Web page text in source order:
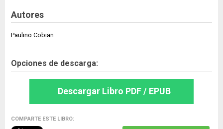
Autores
Paulino Cobian
Opciones de descarga:
Descargar Libro PDF / EPUB
COMPARTE ESTE LIBRO: